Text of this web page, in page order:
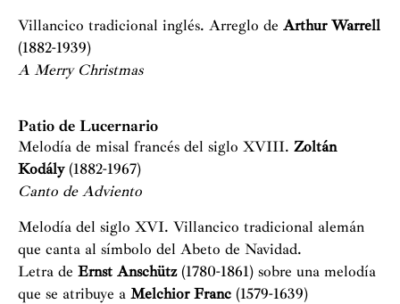
Villancico tradicional inglés. Arreglo de Arthur Warrell
(1882-1939)
A Merry Christmas
Patio de Lucernario
Melodía de misal francés del siglo XVIII. Zoltán
Kodály(1882-1967)
Canto de Adviento
Melodía del siglo XVI. Villancico tradicional alemán
que canta al símbolo del Abeto de Navidad.
Letra de Ernst Anschütz(1780-1861) sobre una melodía
que se atribuye a Melchior Franc (1579-1639)